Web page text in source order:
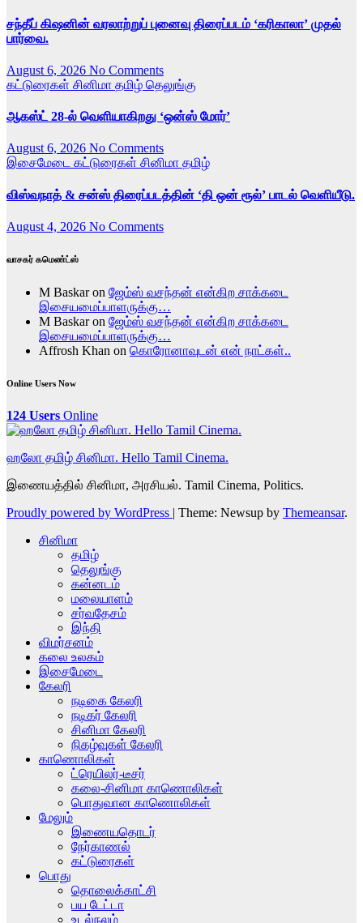
சந்தீப் கிஷனின் வரலாற்றுப் புனைவு திரைப்படம் ‘கரிகாலா’ முதல்
பார்வை.
August 6, 2026 No Comments
கட்டுரைகள் சினிமா தமிழ் தெலுங்கு
ஆகஸ்ட் 28-ல் வெளியாகிறது ‘ஒன்ஸ் மோர்’
August 6, 2026 No Comments
இசைமேடை கட்டுரைகள் சினிமா தமிழ்
விஸ்வநாத் & சன்ஸ் திரைப்படத்தின் ‘தி ஒன் ரூல்’ பாடல் வெளியீடு.
August 4, 2026 No Comments
வாசகர் கமெண்ட்ஸ்
M Baskaron ஜேம்ஸ் வசந்தன் என்கிற சாக்கடை
இசையமைப்பாளருக்கு…
M Baskaron ஜேம்ஸ் வசந்தன் என்கிற சாக்கடை
இசையமைப்பாளருக்கு…
Affrosh Khan on கொரோனாவுடன் என் நாட்கள்..
Online Users Now
124 Users Online
ஹலோ தமிழ் சினிமா. Hello Tamil Cinema.
இணையத்தில் சினிமா, அரசியல். Tamil Cinema, Politics.
Proudly powered by WordPress | Theme: Newsup by Themeansar.
சினிமா
தமிழ்
தெலுங்கு
கன்னடம்
மலையாளம்
சர்வதேசம்
இந்தி
விமர்சனம்
கலை உலகம்
இசைமேடை
கேலரி
நடிகை கேலரி
நடிகர் கேலரி
சினிமா கேலரி
நிகழ்வுகள் கேலரி
காணொலிகள்
ட்ரெயிலர்-டீசர்
கலை-சினிமா காணொலிகள்
பொதுவான காணொலிகள்
மேலும்
இணையதொடர்
நேர்காணல்
கட்டுரைகள்
பொது
தொலைக்காட்சி
பய டேட்டா
உடல்நலம்